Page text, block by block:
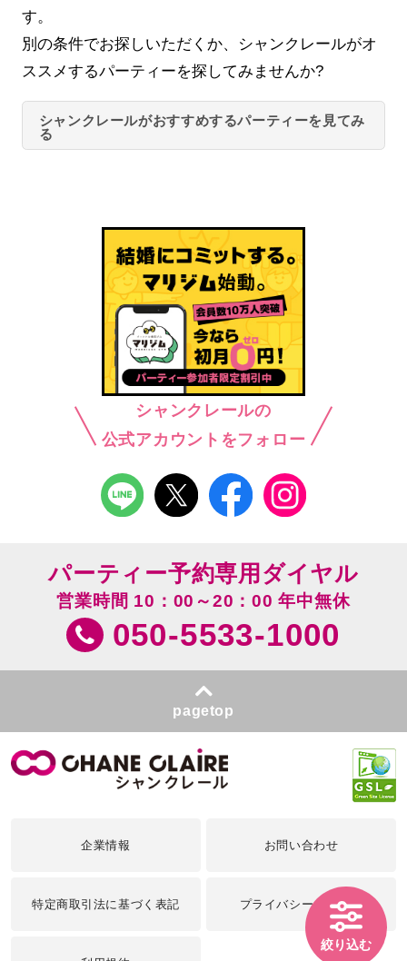
す。
別の条件でお探しいただくか、シャンクレールがオ
ススメするパーティーを探してみませんか?
シャンクレールがおすすめするパーティーを見てみ
る
シャンクレールの
公式アカウントをフォロー
絞り込む
パーティー予約専用ダイヤル
営業時間 10：00～20：00 年中無休
050-5533-1000
pagetop
企業情報 お問い合わせ
特定商取引法に基づく表記 プライバシーポリシー